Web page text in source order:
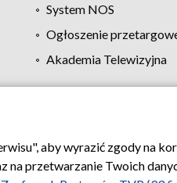
System NOS
Ogłoszenie
Akademia Telewizyjna
Regulamin TVP
aby wyrazić zgody na
przetwarzanie Twoich